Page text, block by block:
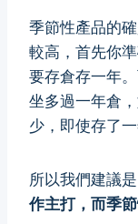
季節性產品的
較高，首先你
要存倉存一年
坐多過一年倉
少，即使存了
所以我們建議是
作主打，而季